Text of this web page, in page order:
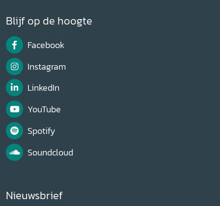
Blijf op de hoogte
Facebook
Instagram
LinkedIn
YouTube
Spotify
Soundcloud
Nieuwsbrief